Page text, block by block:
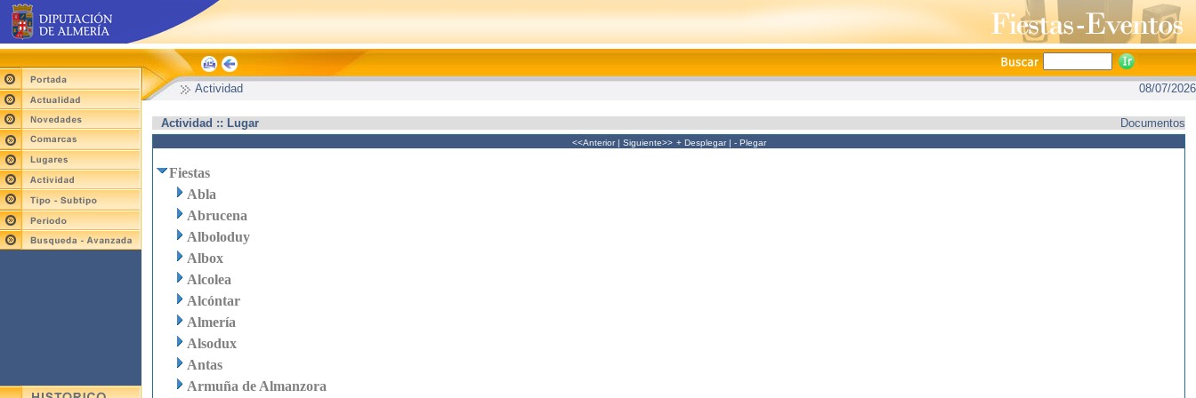
Actividad 08/07/2026
Actividad :: Lugar Documentos
<<Anterior| Siguiente>> + Desplegar| - Plegar
Fiestas
Abla
Abrucena
Alboloduy
Albox
Alcolea
Alcóntar
Almería
Alsodux
Antas
Armuña de Almanzora